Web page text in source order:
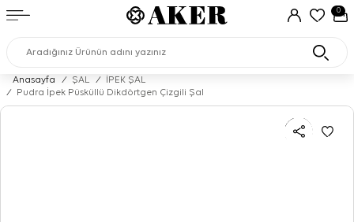
0
Anasayfa / ŞAL /
İPEK ŞAL
/
Pudra İpek Püsküllü Dikdörtgen Çizgili Şal